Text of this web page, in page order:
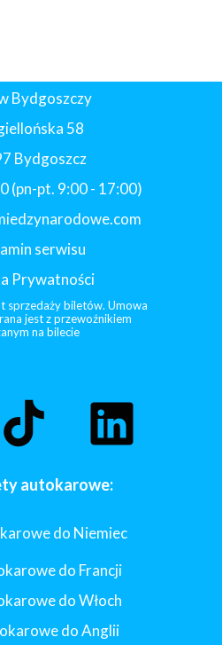
autokarowe:
do Niemiec
do Francji
do Włoch
do Anglii
Bydgoszczy
58
Bydgoszcz
(pn-pt. 9:00 - 17:00)
serwisu
Prywatności
sprzedaży biletów. Umowa
jest z przewoźnikiem
na bilecie